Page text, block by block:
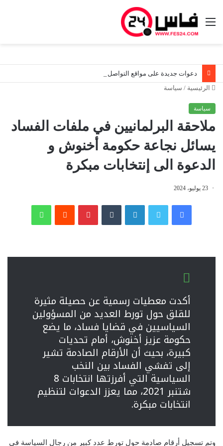
القائمة
الرئيسية / سياسة
سياسة
ملاحقة البرلمانيين في ملفات الفساد
يسائل نجاعة حكومة أخنوش و
الدعوة الى إنتخابات مبكرة
23 يوليو، 2024
فيسبوك لينكدإن بينتيريست
أكدت معطيات رسمية عن حصيلة مثيرة
للقلق حول تورط العديد من المسؤولين
السياسيين في قضايا فساد، ما يضع
حكومة عزيز أخنوش، أمام تحديات
كبيرة، بحيث أن الأرقام الصادمة تشير
إلى تفشي الفساد بين النخب
السياسية التي أفرزتها انتخابات 8
شتنبر 2021، مما يعزز الدعوات لتنظيم
انتخابات مبكرة.
وتم تسجيل أرقام صادمة حول تورط عدد كبير من رجال السياسة في